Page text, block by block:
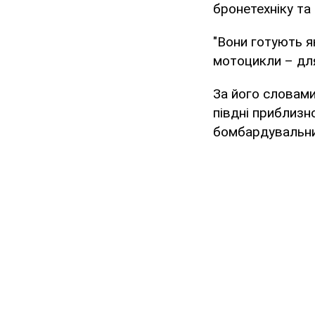
бронетехніку та
"Вони готують
мотоцикли –
За його
півдні